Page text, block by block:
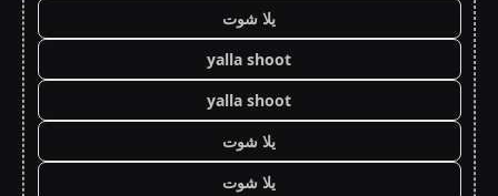
يلا شوت
yalla shoot
yalla shoot
يلا شوت
يلا شوت